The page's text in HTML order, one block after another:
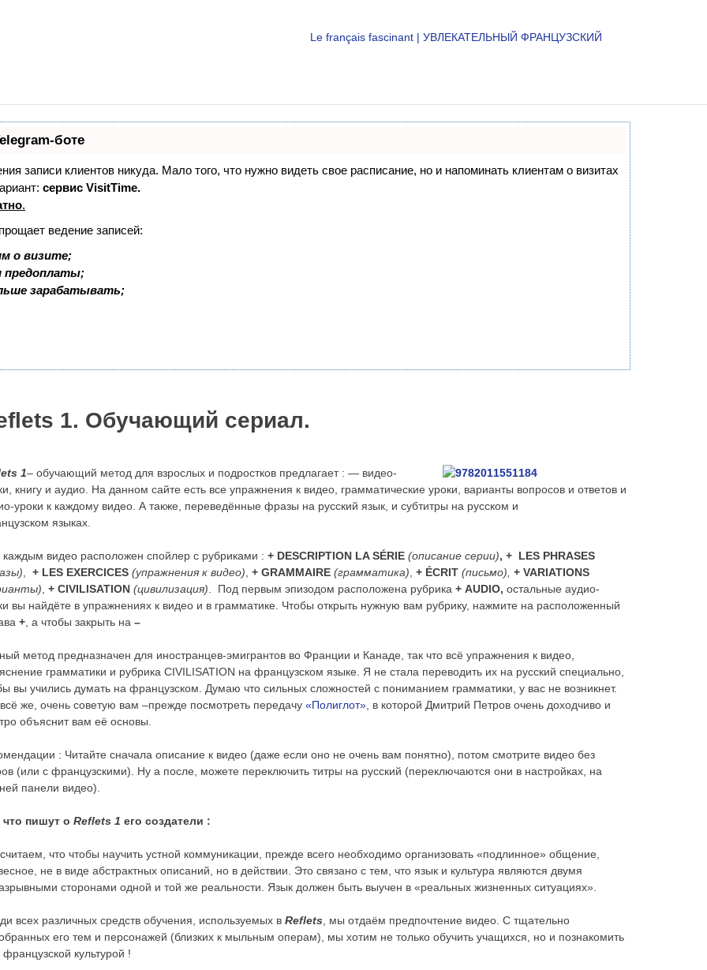
Le français fascinant | УВЛЕКАТЕЛЬНЫЙ ФРАНЦУЗСКИЙ
боте
записи клиентов никуда. Мало того, что нужно видеть свое расписание, но и напоминать клиентам о визитах
сервис VisitTime.
.
ведение записей:
о визите;
предоплаты;
зарабатывать;
1. Обучающий сериал.
1– обучающий метод для взрослых и подростков предлагает : — видео-
книгу и аудио. На данном сайте есть все упражнения к видео, грамматические уроки, варианты вопросов и ответов и
уроки к каждому видео. А также, переведённые фразы на русский язык, и субтитры на русском и
языках.
видео расположен спойлер с рубриками : + DESCRIPTION LA SÉRIE (описание серии), + LES PHRASES
+ LES EXERCICES (упражнения к видео) + GRAMMAIRE (грамматика) + ÉCRIT (письмо), + VARIATIONS
+ CIVILISATION (цивилизация) . Под первым эпизодом расположена рубрика + AUDIO, остальные аудио-
вы найдёте в упражнениях к видео и в грамматике.
Чтобы открыть нужную вам рубрику, нажмите на расположенный
+, а чтобы закрыть на –
метод предназначен для иностранцев-эмигрантов во Франции и Канаде, так что всё упражнения к видео,
грамматики и рубрика CIVILISATION на французском языке. Я не стала переводить их на русский специально,
вы учились думать на французском. Думаю что сильных сложностей с пониманием грамматики, у вас не возникнет.
же, очень советую вам –прежде посмотреть передачу «Полиглот», в которой Дмитрий Петров очень доходчиво и
объяснит вам её основы.
: Читайте сначала описание к видео (даже если оно не очень вам понятно), потом смотрите видео без
(или с французскими). Ну а после, можете переключить титры на русский (переключаются они в настройках, на
панели видео).
что пишут о Reflets 1 его создатели :
что чтобы научить устной коммуникации, прежде всего необходимо организовать «подлинное» общение,
не в виде абстрактных описаний, но в действии. Это связано с тем, что язык и культура являются двумя
сторонами одной и той же реальности. Язык должен быть выучен в «реальных жизненных ситуациях».
всех различных средств обучения, используемых в Reflets, мы отдаём предпочтение видео. С тщательно
его тем и персонажей (близких к мыльным операм), мы хотим не только обучить учащихся, но и познакомить
французской культурой !